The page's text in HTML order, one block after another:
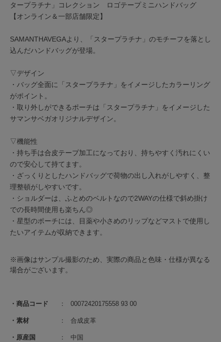
商品コード 00072420175558 93 00
素材 合成皮革
原産国 中国
タープラチナ」コレクション ロゴテープミニハンドバッグ
【オンライン＆一部店舗限定】
SAMANTHAVEGAより、「スタープラチナ」のモチーフを落とし
込んだハンドバッグが登場。
▽デザイン
・バッグ全面に「スタープラチナ」をイメージしたカラーリング
がポイント。
・取り外しができるポーチは「スタープラチナ」をイメージした
サマンサベガオリジナルデザイン。
▽機能性
・持ち手は合皮テープ加工になっており、持ちやすく汚れにくい
ので安心して持てます。
・ざっくりとしたハンドバッグで荷物の出し入れがしやすく、整
理整頓がしやすいです。
・ショルダーは、ふとめのベルトなので2WAYの仕様で斜め掛け
での長時間使用も楽ちん◎
・星型のポーチには、目薬や小さめのリップなどマストで使用し
たいアイテムが収納できます。
※画像はサンプル撮影のため、実際の商品と色味・仕様が異なる
場合がございます。